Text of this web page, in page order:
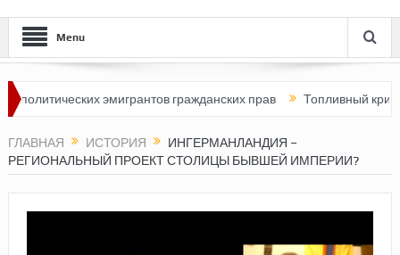
Menu
эмигрантов гражданских прав Топливный кризис в
ГЛАВНАЯ ИСТОРИЯ
ИНГЕРМАНЛАНДИЯ –
РЕГИОНАЛЬНЫЙ ПРОЕКТ СТОЛИЦЫ БЫВШЕЙ ИМПЕРИИ?